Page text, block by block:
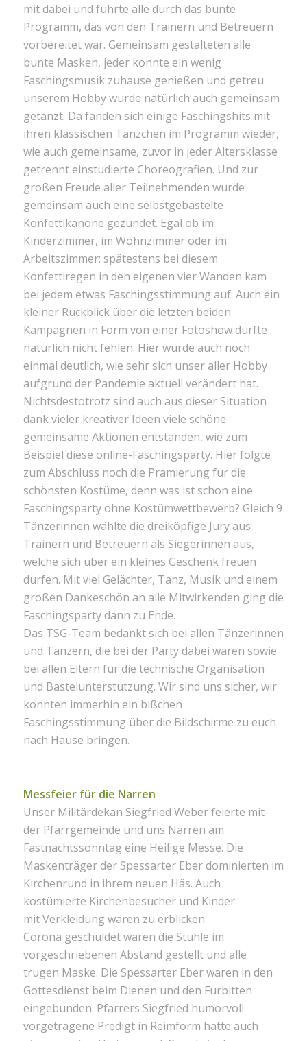
mit dabei und führte alle durch das bunte
Programm, das von den Trainern und Betreuern
vorbereitet war. Gemeinsam gestalteten alle
bunte Masken, jeder konnte ein wenig
Faschingsmusik zuhause genießen und getreu
unserem Hobby wurde natürlich auch gemeinsam
getanzt. Da fanden sich einige Faschingshits mit
ihren klassischen Tänzchen im Programm wieder,
wie auch gemeinsame, zuvor in jeder Altersklasse
getrennt einstudierte Choreografien. Und zur
großen Freude aller Teilnehmenden wurde
gemeinsam auch eine selbstgebastelte
Konfettikanone gezündet. Egal ob im
Kinderzimmer, im Wohnzimmer oder im
Arbeitszimmer: spätestens bei diesem
Konfettiregen in den eigenen vier Wänden kam
bei jedem etwas Faschingsstimmung auf. Auch ein
kleiner Rückblick über die letzten beiden
Kampagnen in Form von einer Fotoshow durfte
natürlich nicht fehlen. Hier wurde auch noch
einmal deutlich, wie sehr sich unser aller Hobby
aufgrund der Pandemie aktuell verändert hat.
Nichtsdestotrotz sind auch aus dieser Situation
dank vieler kreativer Ideen viele schöne
gemeinsame Aktionen entstanden, wie zum
Beispiel diese online-Faschingsparty. Hier folgte
zum Abschluss noch die Prämierung für die
schönsten Kostüme, denn was ist schon eine
Faschingsparty ohne Kostümwettbewerb? Gleich 9
Tänzerinnen wählte die dreiköpfige Jury aus
Trainern und Betreuern als Siegerinnen aus,
welche sich über ein kleines Geschenk freuen
dürfen. Mit viel Gelächter, Tanz, Musik und einem
großen Dankeschön an alle Mitwirkenden ging die
Faschingsparty dann zu Ende.
Das TSG-Team bedankt sich bei allen Tänzerinnen
und Tänzern, die bei der Party dabei waren sowie
bei allen Eltern für die technische Organisation
und Bastelunterstützung. Wir sind uns sicher, wir
konnten immerhin ein bißchen
Faschingsstimmung über die Bildschirme zu euch
nach Hause bringen.
Messfeier für die Narren
Unser Militärdekan Siegfried Weber feierte mit
der Pfarrgemeinde und uns Narren am
Fastnachtssonntag eine Heilige Messe. Die
Maskenträger der Spessarter Eber dominierten im
Kirchenrund in ihrem neuen Häs. Auch
kostümierte Kirchenbesucher und Kinder
mit Verkleidung waren zu erblicken.
Corona geschuldet waren die Stühle im
vorgeschriebenen Abstand gestellt und alle
trugen Maske. Die Spessarter Eber waren in den
Gottesdienst beim Dienen und den Fürbitten
eingebunden. Pfarrers Siegfried humorvoll
vorgetragene Predigt in Reimform hatte auch